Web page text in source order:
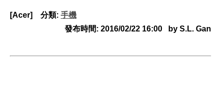
[Acer] 分類: 手機
發布時間: 2016/02/22 16:00 by S.L. Gan